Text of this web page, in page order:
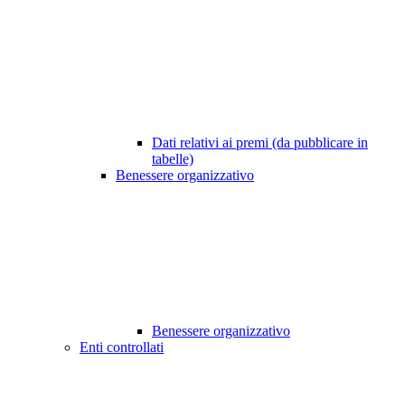
Dati relativi ai premi (da pubblicare in
tabelle)
Benessere organizzativo
Benessere organizzativo
Enti controllati